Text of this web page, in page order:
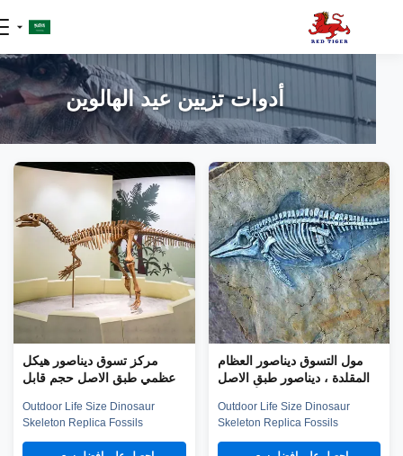
أدوات تزيين عيد الهالوين
مول التسوق ديناصور العظام
المقلدة ، ديناصور طبق الاصل
Outdoor Life Size Dinosaur
Skeleton Replica Fossils
مركز تسوق ديناصور هيكل
عظمي طبق الاصل حجم قابل
الأحفوري
Outdoor Life Size Dinosaur
Skeleton Replica Fossils